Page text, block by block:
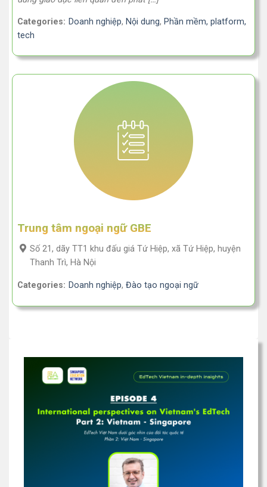
Categories: Doanh nghiệp, Nội dung, Phần mềm, platform,
tech
Trung tâm ngoại ngữ GBE
Số 21, dãy TT1 khu đấu giá Tứ Hiệp, xã Tứ Hiệp, huyện
Thanh Trì, Hà Nội
Categories: Doanh nghiệp, Đào tạo ngoại ngữ